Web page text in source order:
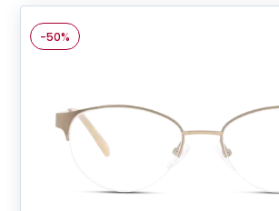
-50%